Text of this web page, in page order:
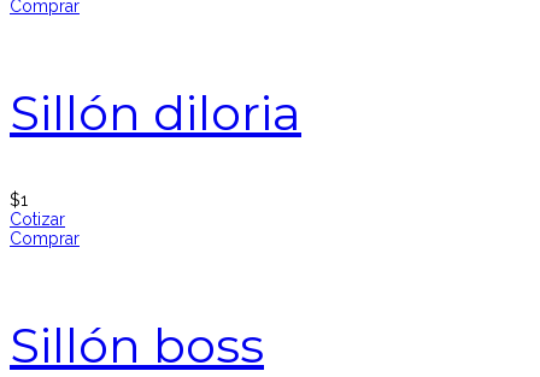
Comprar
Sillón diloria
$1
Cotizar
Comprar
Sillón boss